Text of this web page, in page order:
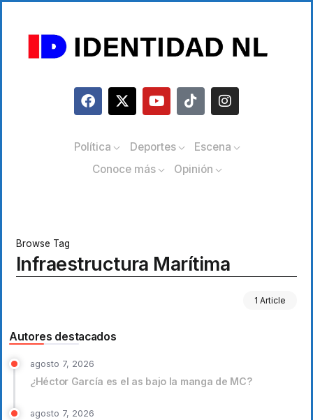
Política Deportes
Escena
Conoce más
Opinión
Browse Tag
Infraestructura Marítima
1 Article
Autores destacados
agosto 7, 2026
¿Héctor García es el as bajo la manga de MC?
agosto 7, 2026